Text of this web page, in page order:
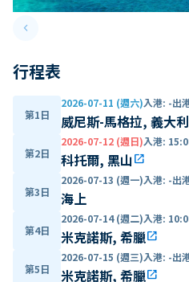
keyboard_arrow_leftPrevious slide
行程表
第1日
2026-07-11 (週六)入港: -出
威尼斯-馬格拉, 義大利
第2日
2026-07-12 (週日)入港:
科托爾, 黑山 open_in_new
第3日
2026-07-13 (週一)入港: -出
海上
第4日
2026-07-14 (週二)入港:
米克諾斯, 希臘open_in_new
第5日
2026-07-15 (週三)入港: -出
米克諾斯, 希臘open_in_new